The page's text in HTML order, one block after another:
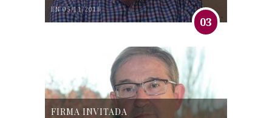
EN 05/11/2016
03
FIRMA INVITADA